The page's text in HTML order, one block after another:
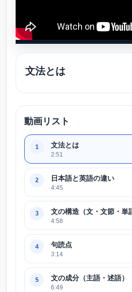
文法とは
動画リスト
1 文法とは
2:51
2 日本語と英語の違い
4:45
3 文の構造（文・文節・単
4:58
4 句読点
3:14
5 文の成分（主語・述語）
6:49